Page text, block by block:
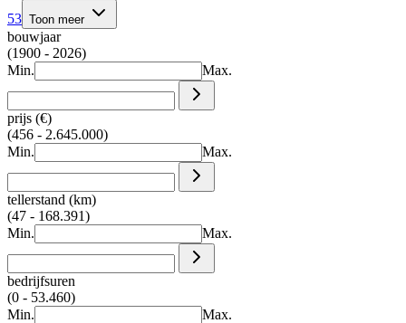
53 Toon meer
bouwjaar
(1900 - 2026)
Min.
Max.
prijs (€)
(456 - 2.645.000)
Min.
Max.
tellerstand (km)
(47 - 168.391)
Min.
Max.
bedrijfsuren
(0 - 53.460)
Min.
Max.